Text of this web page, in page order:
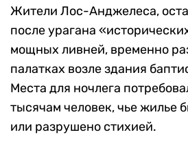
Жители Лос-Анджелеса,
после урагана
мощных ливней, временно
палатках возле здания
Места для ночлега
тысячам человек, чье жилье
или разрушено стихией.